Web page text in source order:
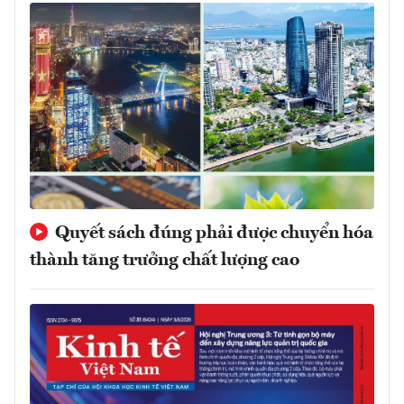
Quyết sách đúng phải được chuyển hóa
thành tăng trưởng chất lượng cao